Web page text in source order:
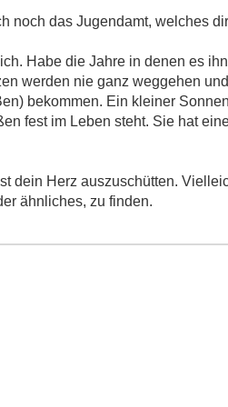
noch das Jugendamt, welches
Habe die Jahre in denen es
werden nie ganz weggehen
bekommen. Ein kleiner
fest im Leben steht. Sie hat
dein Herz auszuschütten.
ähnliches, zu finden.